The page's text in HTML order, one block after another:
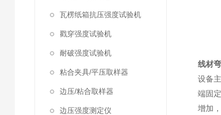
瓦楞纸箱抗压强度试验机
戳穿强度试验机
耐破强度试验机
粘合夹具/平压取样器
边压/粘合取样器
边压强度测定仪
线材
设备
端固
增加